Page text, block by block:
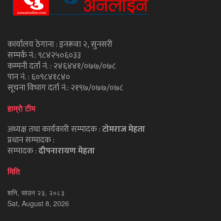
कार्यालय ठेगाना : इनरूवा २, सुनसरी
सम्पर्क नं.: ९८४२५०६०३३
कम्पनी दर्ता नं. : २४६४४१/०७७/०७८
पान नं. : ६०९८४१८४०
सूचना विभाग दर्ता नं.: २१९७/०७७/०७८
हाम्राे टीम
अध्यक्ष तथा कार्यकारी सम्पादक :टाेमराज मेहता
प्रधान सम्पादक :
सम्पादक :दीपनारायण मेहता
मिति
शनि, साउन २३, २०८३
Sat, August 8, 2026